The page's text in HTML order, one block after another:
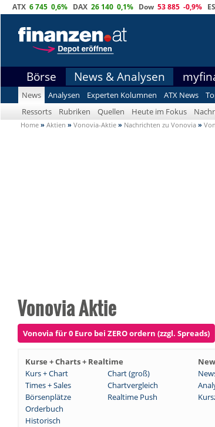
ATX 6 745 0,6% DAX 26 140 0,1% Dow 53 885 -0,9%
Börse News & Analysen
News Analysen Experten Kolumnen ATX News
Ressorts
Rubriken Quellen Heute im Fokus
Home » Aktien » Vonovia-Aktie » Nachrichten zu Vonovia »
Vonovia Aktie
Vonovia für 0 Euro bei ZERO ordern (zzgl. Spreads)
Kurse + Charts + Realtime
Kurs + Chart
Chart (groß)
Times + Sales
Chartvergleich
Börsenplätze
Realtime Push
Orderbuch
Historisch